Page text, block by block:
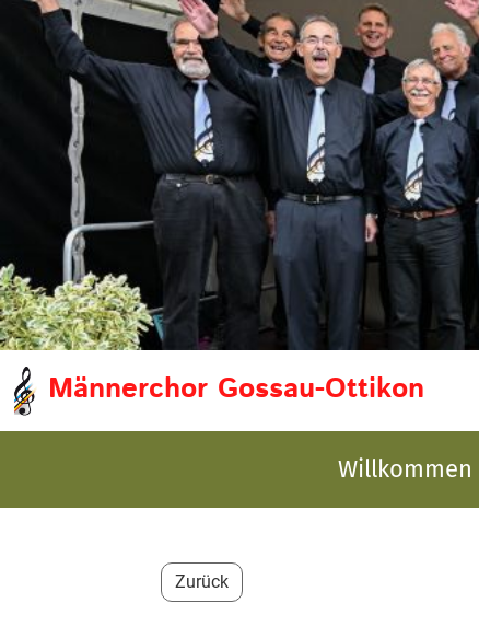
Männerchor Gossau-Ottikon
Willkommen
Zurück